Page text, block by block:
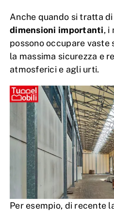
Anche quando si tratta
dimensioni importanti, i
possono occupare
la massima sicurezza e
atmosferici e agli urti.
Per esempio, di recente